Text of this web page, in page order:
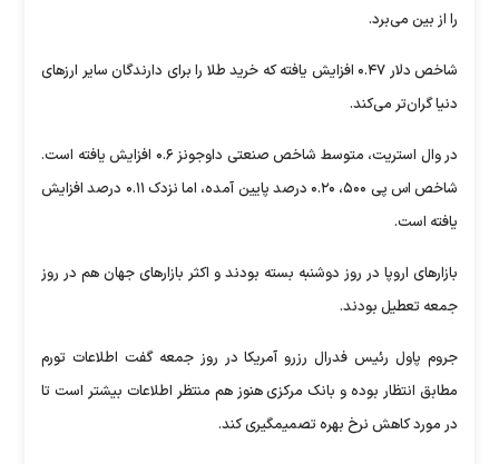
را از بین می‌برد.
شاخص دلار ۰.۴۷ افزایش یافته که خرید طلا را برای دارندگان سایر ارز‌های
دنیا گران‌تر می‌کند.
در وال استریت، متوسط شاخص صنعتی داوجونز ۰.۶ افزایش یافته است.
شاخص اس پی ۵۰۰، ۰.۲۰ درصد پایین آمده، اما نزدک ۰.۱۱ درصد افزایش
یافته است.
بازار‌های اروپا در روز دوشنبه بسته بودند و اکثر بازار‌های جهان هم در روز
جمعه تعطیل بودند.
جروم پاول رئیس فدرال رزرو آمریکا در روز جمعه گفت اطلاعات تورم
مطابق انتظار بوده و بانک مرکزی هنوز هم منتظر اطلاعات بیشتر است تا
در مورد کاهش نرخ بهره تصمیمگیری کند.